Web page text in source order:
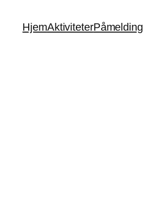
HjemAktiviteterPåmelding